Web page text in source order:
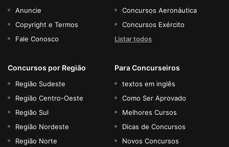
Anuncie
Copyright e Termos
Fale Conosco
Concursos Aeronáutica
Concursos Exército
Listar todos
Concursos por Região
Região Sudeste
Região Centro-Oeste
Região Sul
Região Nordeste
Região Norte
Para Concurseiros
textos em inglês
Como Ser Aprovado
Melhores Cursos
Dicas de Concursos
Novos Concursos